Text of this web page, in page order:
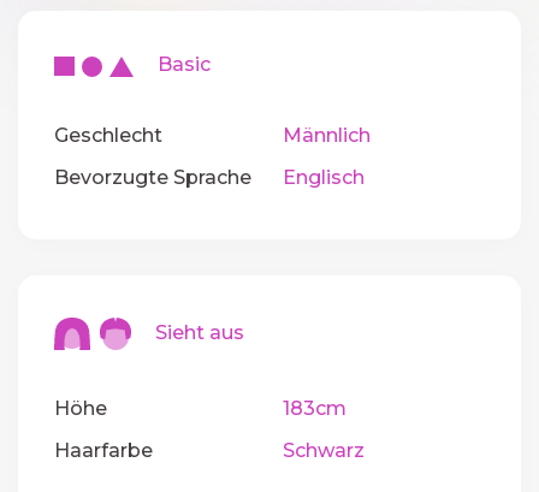
Basic
Geschlecht
Männlich
Bevorzugte Sprache
Englisch
Sieht aus
Höhe
183cm
Haarfarbe
Schwarz